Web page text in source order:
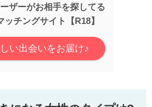
ザーがお相手を探してる
ッチングサイト【R18】
い出会いをお届け♪